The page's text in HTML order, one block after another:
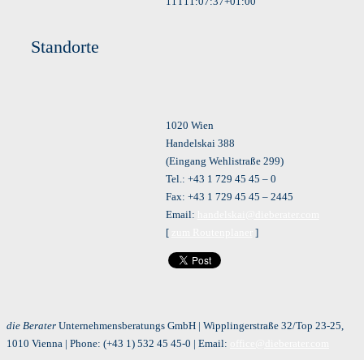
1020 Wien
Handelskai 388
(Eingang Wehlistraße 299)
Tel.: +43 1 729 45 45 – 0
Fax: +43 1 729 45 45 – 2445
Email:
[
]
Standorte
die Berater Unternehmensberatungs GmbH | Wipplingerstraße 32/Top 23-25,
1010 Vienna | Phone: (+43 1) 532 45 45-0 | Email: